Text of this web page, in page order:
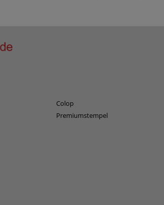
Colop
Premiumstempel